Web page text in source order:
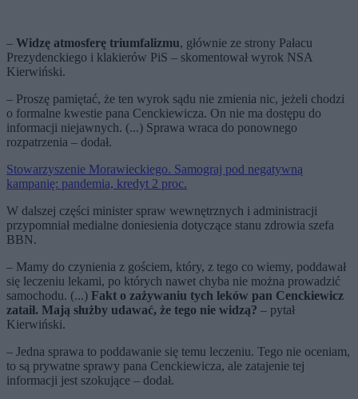
– Widzę atmosferę triumfalizmu, głównie ze strony Pałacu
Prezydenckiego i klakierów PiS – skomentował wyrok NSA
Kierwiński.
– Proszę pamiętać, że ten wyrok sądu nie zmienia nic, jeżeli chodzi
o formalne kwestie pana Cenckiewicza. On nie ma dostępu do
informacji niejawnych. (...) Sprawa wraca do ponownego
rozpatrzenia – dodał.
Stowarzyszenie Morawieckiego. Samograj pod negatywną
kampanię: pandemia, kredyt 2 proc.
W dalszej części minister spraw wewnętrznych i administracji
przypomniał medialne doniesienia dotyczące stanu zdrowia szefa
BBN.
– Mamy do czynienia z gościem, który, z tego co wiemy, poddawał
się leczeniu lekami, po których nawet chyba nie można prowadzić
samochodu. (...) Fakt o zażywaniu tych leków pan Cenckiewicz
zataił. Mają służby udawać, że tego nie widzą? – pytał
Kierwiński.
– Jedna sprawa to poddawanie się temu leczeniu. Tego nie oceniam,
to są prywatne sprawy pana Cenckiewicza, ale zatajenie tej
informacji jest szokujące – dodał.